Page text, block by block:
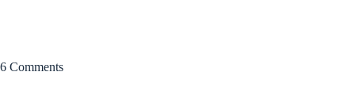
6 Comments